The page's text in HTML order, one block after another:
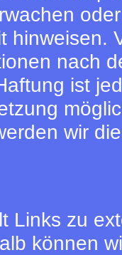
hinweisen.
nach
ist
wir
Links zu
können